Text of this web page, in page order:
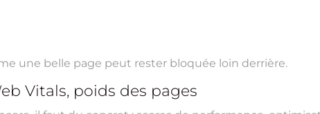
une belle page peut rester bloquée loin derrière.
Vitals, poids des pages